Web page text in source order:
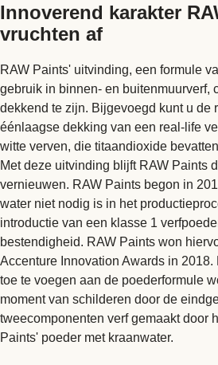
Innoverend karakter
vruchten af
RAW Paints' uitvinding, een formule
gebruik in binnen- en buitenmuurverf,
dekkend te zijn. Bijgevoegd kunt u de
éénlaagse dekking van een real-life
witte verven, die titaandioxide
Met deze uitvinding blijft RAW Paints
vernieuwen. RAW Paints begon in
water niet nodig is in het
introductie van een klasse 1
bestendigheid. RAW Paints won
Accenture Innovation Awards in
toe te voegen aan de poederformule
moment van schilderen door de
tweecomponenten verf gemaakt door
Paints' poeder met kraanwater.